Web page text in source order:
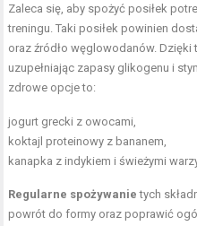
Zaleca się, aby spożyć posiłek
treningu. Taki posiłek powinien
oraz źródło węglowodanów.
uzupełniając zapasy glikogenu i
zdrowe opcje to:
jogurt grecki z owocami,
koktajl proteinowy z bananem,
kanapka z indykiem i świeżymi
Regularne spożywanie tych
powrót do formy oraz poprawić